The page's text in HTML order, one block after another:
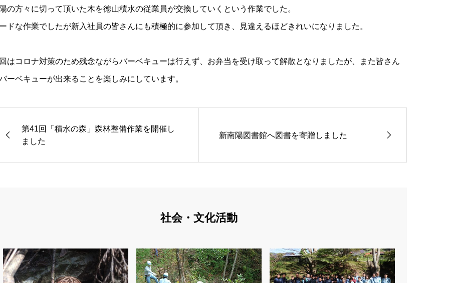
の方々に切って頂いた木を徳山積水の従業員が交換していくという作業でした。
ドな作業でしたが新入社員の皆さんにも積極的に参加して頂き、見違えるほどきれいになりました。
はコロナ対策のため残念ながらバーベキューは行えず、お弁当を受け取って解散となりましたが、また皆さん
ーベキューが出来ることを楽しみにしています。
第41回「積水の森」森林整備作業を開催し
ました
新南陽図書館へ図書を寄贈しました
社会・文化活動